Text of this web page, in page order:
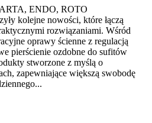
ENDO, ROTO
kolejne nowości, które łączą
rozwiązaniami. Wśród
oprawy ścienne z regulacją
pierścienie ozdobne do sufitów
stworzone z myślą o
zapewniające większą swobodę